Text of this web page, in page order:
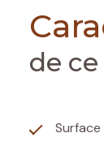
de
Surface